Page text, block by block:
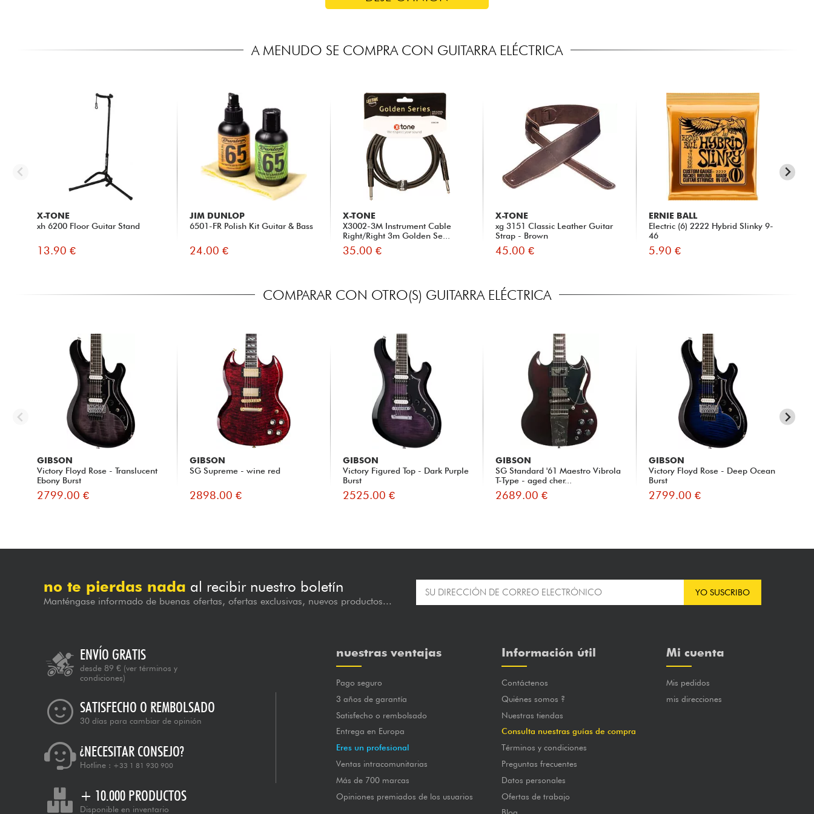
A MENUDO SE COMPRA CON GUITARRA ELÉCTRICA
X-TONE
xh 6200 Floor Guitar Stand
13.90 €
JIM DUNLOP
6501-FR Polish Kit Guitar & Bass
24.00 €
X-TONE
X3002-3M Instrument Cable
Right/Right 3m Golden Se...
35.00 €
X-TONE
xg 3151 Classic Leather Guitar
Strap - Brown
45.00 €
ERNIE BALL
Electric (6) 2222 Hybrid Slinky 9-
46
5.90 €
COMPARAR CON OTRO(S) GUITARRA ELÉCTRICA
GIBSON
Victory Floyd Rose - Translucent
Ebony Burst
2799.00 €
GIBSON
SG Supreme - wine red
2898.00 €
GIBSON
Victory Figured Top - Dark Purple
Burst
2525.00 €
GIBSON
SG Standard '61 Maestro Vibrola
T-Type - aged cher...
2689.00 €
GIBSON
Victory Floyd Rose - Deep Ocean
Burst
2799.00 €
no te pierdas nada al recibir nuestro boletín
Manténgase informado de buenas ofertas, ofertas exclusivas, nuevos productos...
YO SUSCRIBO
ENVÍO GRATIS
desde 89 € (ver términos y
condiciones)
SATISFECHO O REMBOLSADO
30 días para cambiar de opinión
¿NECESITAR CONSEJO?
Hotline : +33 1 81 930 900
+ 10.000 PRODUCTOS
Disponible en inventario
nuestras ventajas
Pago seguro
3 años de garantía
Satisfecho o rembolsado
Entrega en Europa
Eres un profesional
Ventas intracomunitarias
Más de 700 marcas
Opiniones premiados de los usuarios
Información útil
Contáctenos
Quiénes somos ?
Nuestras tiendas
Consulta nuestras guías de compra
Términos y condiciones
Preguntas frecuentes
Datos personales
Ofertas de trabajo
Mi cuenta
Mis pedidos
mis direcciones